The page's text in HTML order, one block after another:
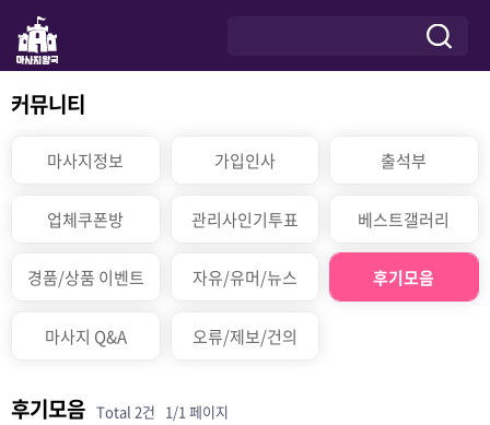
커뮤니티
마사지정보 가입인사 출석부
업체쿠폰방 관리사인기투표 베스트갤러리
경품/상품 이벤트 자유/유머/뉴스 후기모음
마사지 Q&A 오류/제보/건의
후기모음 Total 2건 1/1 페이지